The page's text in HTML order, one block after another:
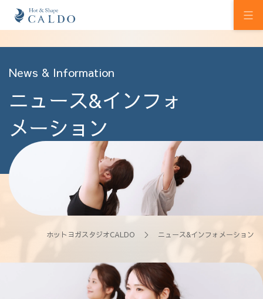
初めての方へ
ホットヨガの効果
カルドの想い
スタジオを探す
料金
News & Information
ニュース&インフォ
メーション
ホットヨガスタジオCALDO ＞ ニュース&インフォメーション